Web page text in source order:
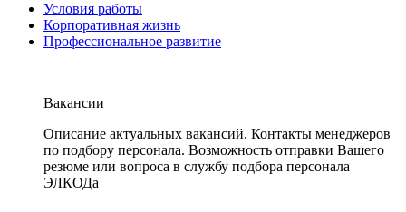
Условия работы
Корпоративная жизнь
Профессиональное развитие
Вакансии
Описание актуальных вакансий. Контакты менеджеров
по подбору персонала. Возможность отправки Вашего
резюме или вопроса в службу подбора персонала
ЭЛКОДа